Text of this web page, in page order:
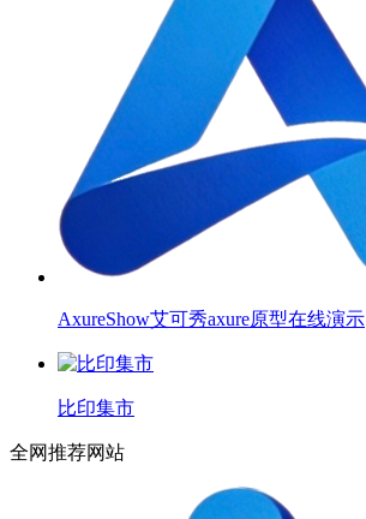
AxureShow艾可秀axure原型在线演示
比印集市
全网推荐网站